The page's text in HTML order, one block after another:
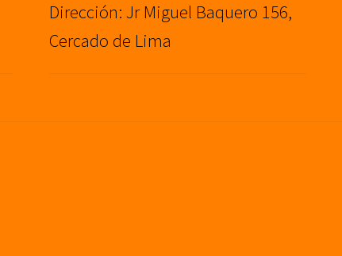
Dirección: Jr Miguel Baquero 156,
Cercado de Lima